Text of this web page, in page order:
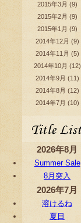
2015年3月 (9)
2015年2月 (9)
2015年1月 (9)
2014年12月 (9)
2014年11月 (5)
2014年10月 (12)
2014年9月 (11)
2014年8月 (12)
2014年7月 (10)
2026年8月
Summer Sale
8月突入
2026年7月
溶けるね
夏日